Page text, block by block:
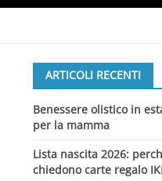
ARTICOLI RECENTI
Benessere olistico in
per la mamma
Lista nascita 2026:
chiedono carte regalo